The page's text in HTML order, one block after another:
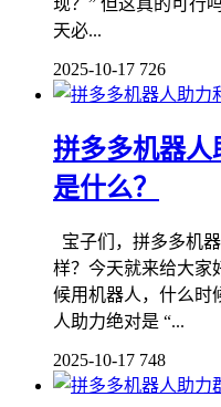
天必...
2025-10-17 726
拼多多机器人
是什么？
宝子们，拼多多机
样？今天就来给大家
候用机器人，什么时
人助力绝对是 “...
2025-10-17 748